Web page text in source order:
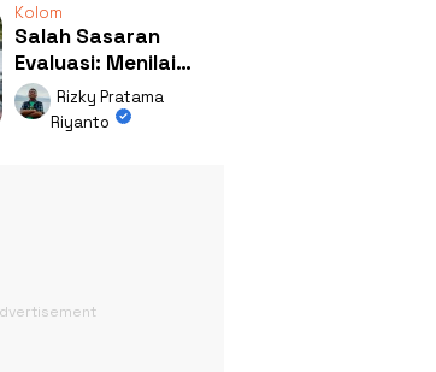
Kolom
Salah Sasaran
Evaluasi: Menilai
Program MBG Lewat
Respons Anak Itu
Rizky Pratama
Riyanto